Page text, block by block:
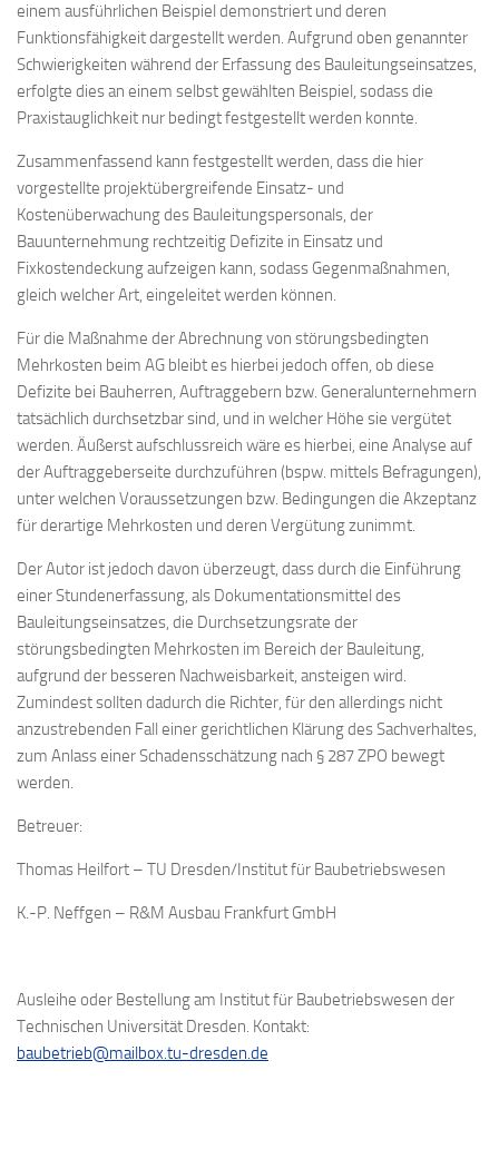
einem ausführlichen Beispiel demonstriert und deren
Funktionsfähigkeit dargestellt werden. Aufgrund oben genannter
Schwierigkeiten während der Erfassung des Bauleitungseinsatzes,
erfolgte dies an einem selbst gewählten Beispiel, sodass die
Praxistauglichkeit nur bedingt festgestellt werden konnte.
Zusammenfassend kann festgestellt werden, dass die hier
vorgestellte projektübergreifende Einsatz- und
Kostenüberwachung des Bauleitungspersonals, der
Bauunternehmung rechtzeitig Defizite in Einsatz und
Fixkostendeckung aufzeigen kann, sodass Gegenmaßnahmen,
gleich welcher Art, eingeleitet werden können.
Für die Maßnahme der Abrechnung von störungsbedingten
Mehrkosten beim AG bleibt es hierbei jedoch offen, ob diese
Defizite bei Bauherren, Auftraggebern bzw. Generalunternehmern
tatsächlich durchsetzbar sind, und in welcher Höhe sie vergütet
werden. Äußerst aufschlussreich wäre es hierbei, eine Analyse auf
der Auftraggeberseite durchzuführen (bspw. mittels Befragungen),
unter welchen Voraussetzungen bzw. Bedingungen die Akzeptanz
für derartige Mehrkosten und deren Vergütung zunimmt.
Der Autor ist jedoch davon überzeugt, dass durch die Einführung
einer Stundenerfassung, als Dokumentationsmittel des
Bauleitungseinsatzes, die Durchsetzungsrate der
störungsbedingten Mehrkosten im Bereich der Bauleitung,
aufgrund der besseren Nachweisbarkeit, ansteigen wird.
Zumindest sollten dadurch die Richter, für den allerdings nicht
anzustrebenden Fall einer gerichtlichen Klärung des Sachverhaltes,
zum Anlass einer Schadensschätzung nach § 287 ZPO bewegt
werden.
Betreuer:
Thomas Heilfort – TU Dresden/Institut für Baubetriebswesen
K.-P. Neffgen – R&M Ausbau Frankfurt GmbH
Ausleihe oder Bestellung am Institut für Baubetriebswesen der
Technischen Universität Dresden. Kontakt:
baubetrieb@mailbox.tu-dresden.de